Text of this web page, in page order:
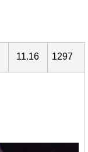
11.16 1297